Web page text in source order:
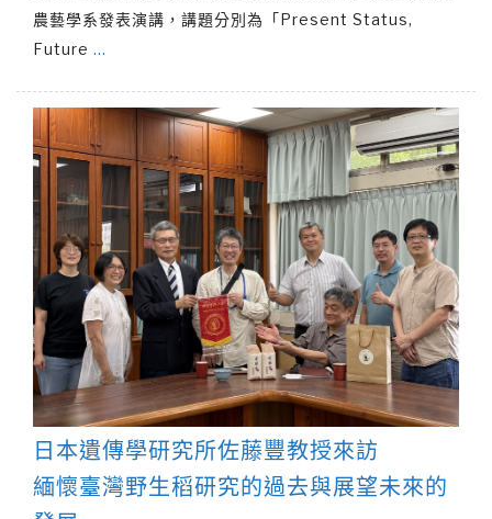
農藝學系發表演講，講題分別為「Present Status,
Future …
日本遺傳學研究所佐藤豐教授來訪
緬懷臺灣野生稻研究的過去與展望未來的